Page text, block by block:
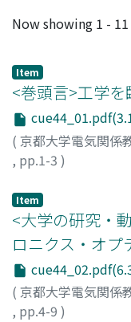
Recent
Now showing 1 -
Item
<巻頭言>工学
( 京都大学電気関係
, pp.1-3 )
Item
<大学の研究・
ロニクス・オプ
( 京都大学電気関係
, pp.4-9 )